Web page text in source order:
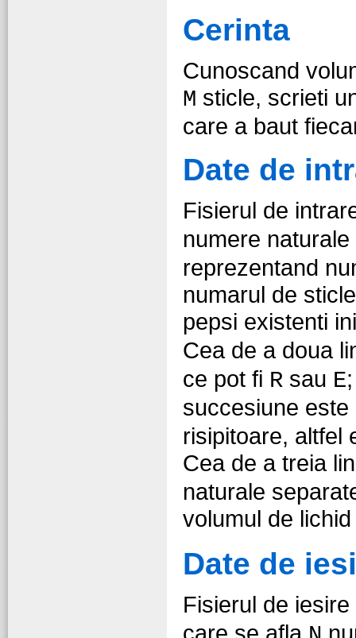
Cerinta
Cunoscand
M sticle, scrieti
care a baut
Date de
Fisierul de
numere naturale
reprezentand
numarul de
pepsi existenti
Cea de a doua
ce pot fi R sau E
succesiune este
risipitoare, altfel
Cea de a treia
naturale
volumul de
Date de
Fisierul de iesire